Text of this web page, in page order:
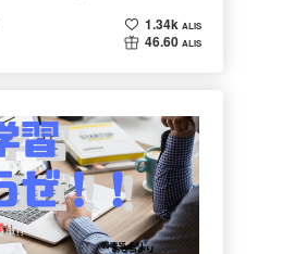
1.34k ALIS
46.60 ALIS